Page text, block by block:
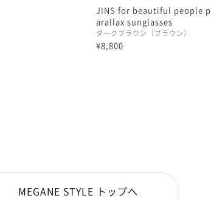
JINS for beautiful people p
arallax sunglasses
ダークブラウン（ブラウン）
¥8,800
MEGANE STYLE トップへ